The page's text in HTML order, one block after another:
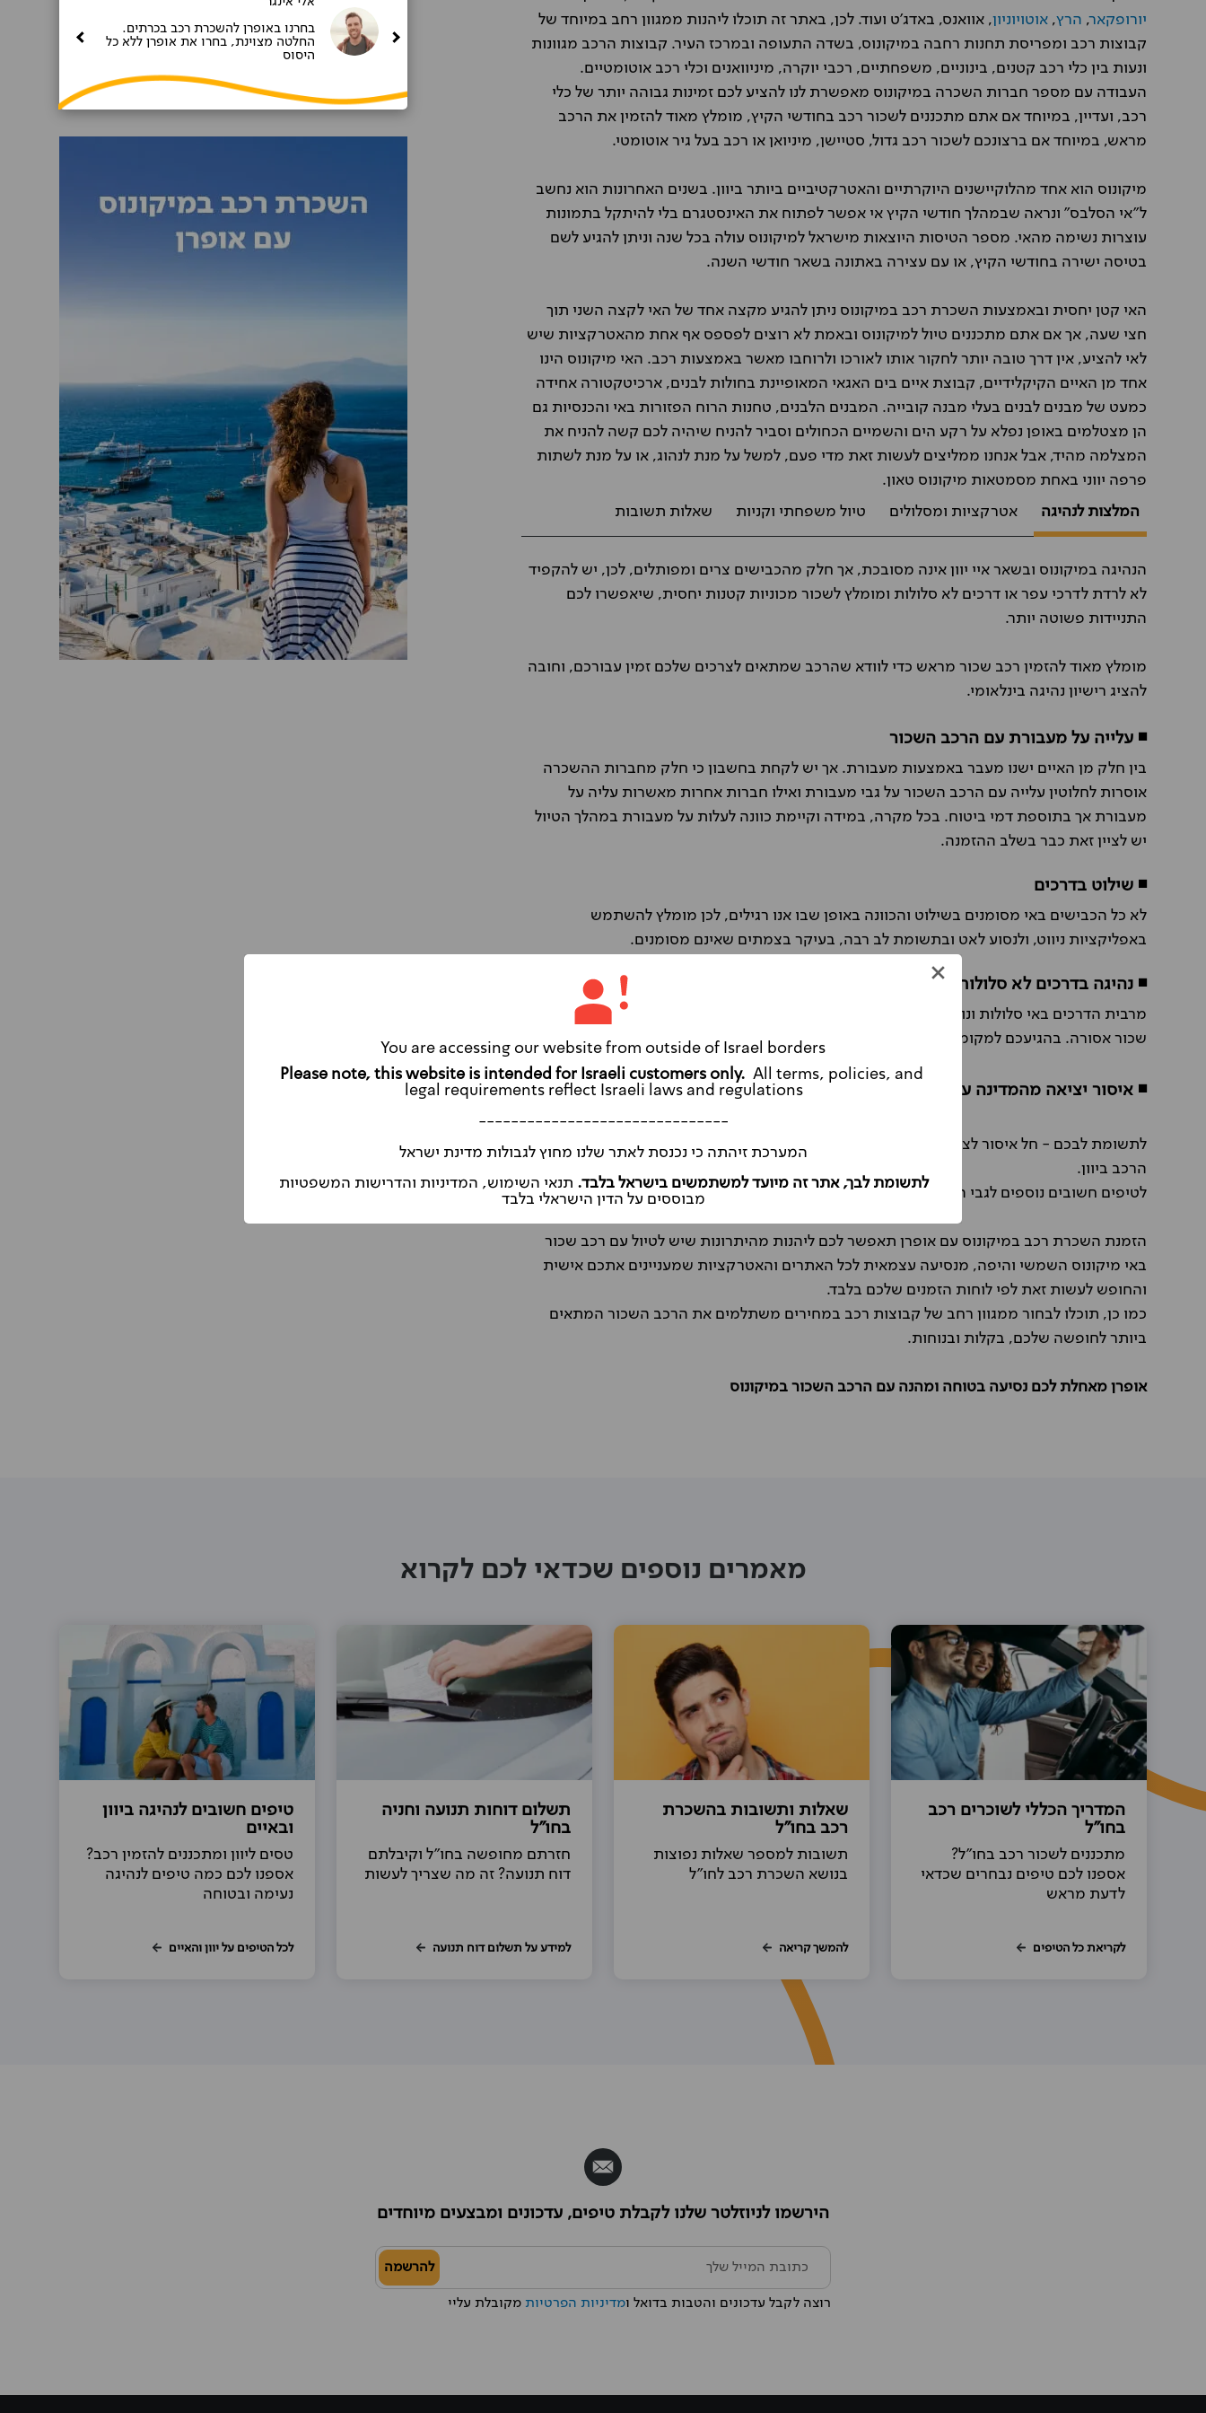
יורופקאר, הרץ, אוטויוניון, אוואנס, באדג'ט ועוד. לכן, באתר זה תוכלו ליהנות ממגוון רחב במיוחד של
קבוצות רכב ומפריסת תחנות רחבה במיקונוס, בשדה התעופה ובמרכז העיר. קבוצות הרכב מגוונות
ונעות בין כלי רכב קטנים, בינוניים, משפחתיים, רכבי יוקרה, מיניוואנים וכלי רכב אוטומטיים.
העבודה עם מספר חברות השכרה במיקונוס מאפשרת לנו להציע לכם זמינות גבוהה יותר של כלי
רכב, ועדיין, במיוחד אם אתם מתכננים לשכור רכב בחודשי הקיץ, מומלץ מאוד להזמין את הרכב
מראש, במיוחד אם ברצונכם לשכור רכב גדול, סטיישן, מיניואן או רכב בעל גיר אוטומטי.
מיקונוס הוא אחד מהלוקיישנים היוקרתיים והאטרקטיביים ביותר ביוון. בשנים האחרונות הוא נחשב
ל"אי הסלבס" ונראה שבמהלך חודשי הקיץ אי אפשר לפתוח את האינסטגרם בלי להיתקל בתמונות
עוצרות נשימה מהאי. מספר הטיסות היוצאות מישראל למיקונוס עולה בכל שנה וניתן להגיע לשם
בטיסה ישירה בחודשי הקיץ, או עם עצירה באתונה בשאר חודשי השנה.
האי קטן יחסית ובאמצעות השכרת רכב במיקונוס ניתן להגיע מקצה אחד של האי לקצה השני תוך
חצי שעה, אך אם אתם מתכננים טיול למיקונוס ובאמת לא רוצים לפספס אף אחת מהאטרקציות שיש
לאי להציע, אין דרך טובה יותר לחקור אותו לאורכו ולרוחבו מאשר באמצעות רכב. האי מיקונוס הינו
אחד מן האיים הקיקלידיים, קבוצת איים בים האגאי המאופיינת בחולות לבנים, ארכיטקטורה אחידה
כמעט של מבנים לבנים בעלי מבנה קובייה. המבנים הלבנים, טחנות הרוח הפזורות באי והכנסיות גם
הן מצטלמים באופן נפלא על רקע הים והשמיים הכחולים וסביר להניח שיהיה לכם קשה להניח את
המצלמה מהיד, אבל אנחנו ממליצים לעשות זאת מדי פעם, למשל על מנת לנהוג, או על מנת לשתות
פרפה יווני באחת מסמטאות מיקונוס טאון.
המלצות לנהיגה
אטרקציות ומסלולים טיול משפחתי וקניות שאלות תשובות
הנהיגה במיקונוס ובשאר איי יוון אינה מסובכת, אך חלק מהכבישים צרים ומפותלים, לכן, יש להקפיד
לא לרדת לדרכי עפר או דרכים לא סלולות ומומלץ לשכור מכוניות קטנות יחסית, שיאפשרו לכם
התניידות פשוטה יותר.
מומלץ מאוד להזמין רכב שכור מראש כדי לוודא שהרכב שמתאים לצרכים שלכם זמין עבורכם, וחובה
להציג רישיון נהיגה בינלאומי.
◾ עלייה על מעבורת עם הרכב השכור
בין חלק מן האיים ישנו מעבר באמצעות מעבורת. אך יש לקחת בחשבון כי חלק מחברות ההשכרה
אוסרות לחלוטין עלייה עם הרכב השכור על גבי מעבורת ואילו חברות אחרות מאשרות עליה על
מעבורת אך בתוספת דמי ביטוח. בכל מקרה, במידה וקיימת כוונה לעלות על מעבורת במהלך הטיול
יש לציין זאת כבר בשלב ההזמנה.
◾ שילוט בדרכים
לא כל הכבישים באי מסומנים בשילוט והכוונה באופן שבו אנו רגילים, לכן מומלץ להשתמש
באפליקציות ניווט, ולנסוע לאט ובתשומת לב רבה, בעיקר בצמתים שאינם מסומנים.
◾ נהיגה בדרכים לא סלולות
מרבית הדרכים באי סלולות ונוחות לנסיעה, אך ישנן מספר דרכים שאינן סלולות והנסיעה בהן ברכב
שכור אסורה. בהגיעכם למקומות אלה מומלץ לחנות בסמוך ולהמשיך את הדרך היפה בהליכה.
◾ איסור יציאה מהמדינה עם הרכב השכור
לתשומת לבכם - חל איסור לצאת מהמדינה למדינות שכנות עם הרכב השכור עם כל ספקי השכרת
הרכב ביוון.
לטיפים חשובים נוספים לגבי השכרת הרכב שלכם בחו"ללחצו כאן
הזמנת השכרת רכב במיקונוס עם אופרן תאפשר לכם ליהנות מהיתרונות שיש לטיול עם רכב שכור
באי מיקונוס השמשי והיפה, מנסיעה עצמאית לכל האתרים והאטרקציות שמעניינים אתכם אישית
והחופש לעשות זאת לפי לוחות הזמנים שלכם בלבד.
כמו כן, תוכלו לבחור ממגוון רחב של קבוצות רכב במחירים משתלמים את הרכב השכור המתאים
ביותר לחופשה שלכם, בקלות ובנוחות.
אופרן מאחלת לכם נסיעה בטוחה ומהנה עם הרכב השכור במיקונוס
בחרנו באופרן להשכרת רכב בכרתים.
החלטה מצוינת, בחרו את אופרן ללא כל
היסוס
שכרתי רכב בסלוניקי, רכב נקי ומסודר
בהתאם להזמנה, קבלת והחזרת הרכב
על אופרן
קיבלנו את הרכב באתונה בשיא המהירות.
וההחזרה אחרי 10 ימים הייתה מהירה ולא
חיפשו כל מיני מכות לחייב אותנו. חוויה
טובה מאוד
מאמרים נוספים שכדאי לכם לקרוא
המדריך הכללי לשוכרים רכב
בחו"ל
מתכננים לשכור רכב בחו"ל?
אספנו לכם טיפים נבחרים שכדאי
לדעת מראש
לקריאת כל הטיפים
שאלות ותשובות בהשכרת
רכב בחו"ל
תשובות למספר שאלות נפוצות
בנושא השכרת רכב לחו"ל
להמשך קריאה
תשלום דוחות תנועה וחניה
בחו"ל
חזרתם מחופשה בחו"ל וקיבלתם
דוח תנועה? זה מה שצריך לעשות
למידע על תשלום דוח תנועה
טיפים חשובים לנהיגה ביוון
ובאיים
טסים ליוון ומתכננים להזמין רכב?
אספנו לכם כמה טיפים לנהיגה
נעימה ובטוחה
לכל הטיפים על יוון והאיים
הירשמו לניוזלטר שלנו לקבלת טיפים, עדכונים ומבצעים מיוחדים
רוצה לקבל עדכונים והטבות בדואל ומדיניות הפרטיות מקובלת עליי
להרשמה
All terms, policies, and
legal requirements reflect Israeli laws and regulations
-------------------------------
המערכת זיהתה כי נכנסת לאתר שלנו מחוץ לגבולות מדינת ישראל
You are accessing our website from outside of Israel borders
לתשומת לבך, אתר זה מיועד למשתמשים בישראל בלבד. תנאי השימוש, המדיניות והדרישות המשפטיות
מבוססים על הדין הישראלי בלבד